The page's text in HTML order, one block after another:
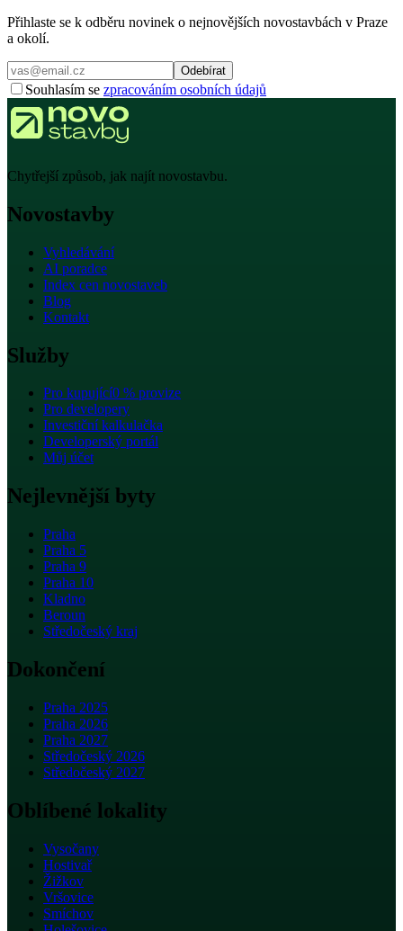
Přihlaste se k odběru novinek o nejnovějších novostavbách v Praze
a okolí.
Odebírat
Souhlasím se zpracováním osobních údajů
Chytřejší způsob, jak najít novostavbu.
Novostavby
Vyhledávání
AI poradce
Index cen novostaveb
Blog
Kontakt
Služby
Pro kupující0 % provize
Pro developery
Investiční kalkulačka
Developerský portál
Můj účet
Nejlevnější byty
Praha
Praha 5
Praha 9
Praha 10
Kladno
Beroun
Středočeský kraj
Dokončení
Praha 2025
Praha 2026
Praha 2027
Středočeský 2026
Středočeský 2027
Oblíbené lokality
Vysočany
Hostivař
Žižkov
Vršovice
Smíchov